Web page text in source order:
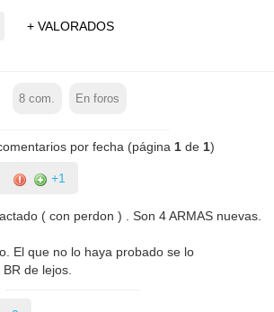
+ VALORADOS
8 com. En foros
por fecha (página 1de 1)
+1
( con perdon ) . Son 4 ARMAS nuevas.
El que no lo haya probado se lo
de lejos.